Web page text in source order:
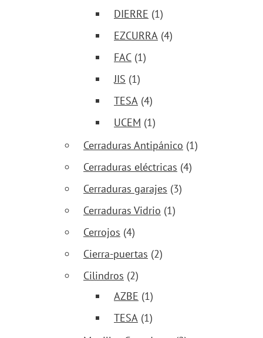
DIERRE (1)
EZCURRA (4)
FAC (1)
JIS (1)
TESA (4)
UCEM (1)
Cerraduras Antipánico (1)
Cerraduras eléctricas (4)
Cerraduras garajes (3)
Cerraduras Vidrio (1)
Cerrojos (4)
Cierra-puertas (2)
Cilindros (2)
AZBE (1)
TESA (1)